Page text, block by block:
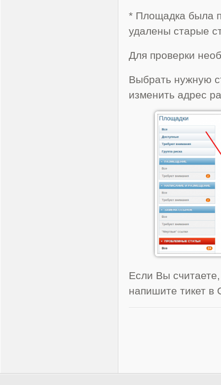
* Площадка была
удалены старые
Для проверки
Выбрать нужную
изменить адрес
Если Вы
напишите тикет в